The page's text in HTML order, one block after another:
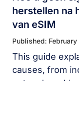
herstellen na
van eSIM
Published:
This guide
causes, from
network